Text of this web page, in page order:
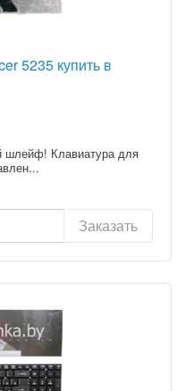
5235 купить в
шлейф! Клавиатура для
Заказать